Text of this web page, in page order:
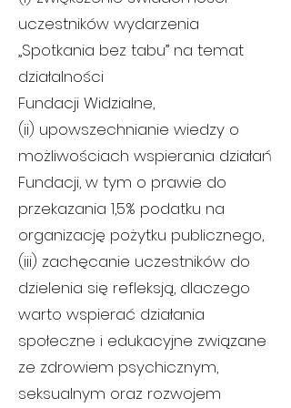
uczestników wydarzenia
„Spotkania bez tabu” na temat
działalności
Fundacji Widzialne,
(ii) upowszechnianie wiedzy o
możliwościach wspierania działań
Fundacji, w tym o prawie do
przekazania 1,5% podatku na
organizację pożytku publicznego,
(iii) zachęcanie uczestników do
dzielenia się refleksją, dlaczego
warto wspierać działania
społeczne i edukacyjne związane
ze zdrowiem psychicznym,
seksualnym oraz rozwojem